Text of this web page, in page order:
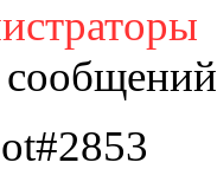
сообщений